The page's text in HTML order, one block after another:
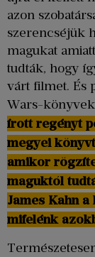
azon
szerencséjük
magukat
tudták, hogy
várt filmet. És
Wars-
írott regényt
megyei
amikor
maguktól
James Kahn
mifelénk